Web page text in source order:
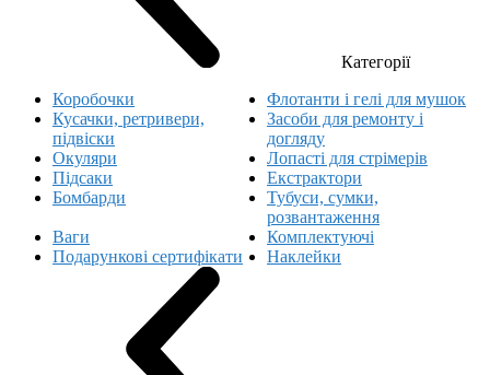
Категорії
Коробочки
Флотанти і гелі для мушок
Кусачки, ретривери,
підвіски
Засоби для ремонту і
догляду
Окуляри
Лопасті для стрімерів
Підсаки
Екстрактори
Бомбарди
Тубуси, сумки,
розвантаження
Ваги
Комплектуючі
Подарункові сертифікати
Наклейки